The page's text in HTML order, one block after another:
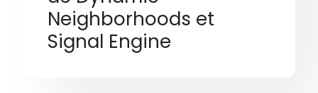
Neighborhoods et
Signal Engine